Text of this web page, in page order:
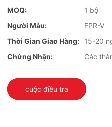
MOQ:
1 bộ
Người Mẫu:
FPR-V
Thời Gian Giao Hàng:
15-20
Chứng Nhận:
Các
cuộc điều tra